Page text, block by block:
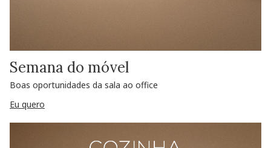
Semana do móvel
Boas oportunidades da sala ao office
Eu quero